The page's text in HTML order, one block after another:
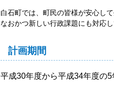
白石町では、町民の皆様が安心し
なおかつ新しい行政課題にも対応
計画期間
平成30年度から平成34年度の5